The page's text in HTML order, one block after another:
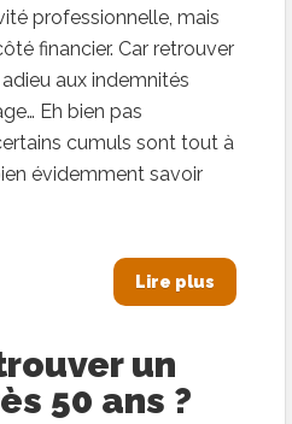
professionnelle, mais
financier. Car retrouver
aux indemnités
Eh bien pas
cumuls sont tout à
évidemment savoir
Lire plus
un
50 ans ?